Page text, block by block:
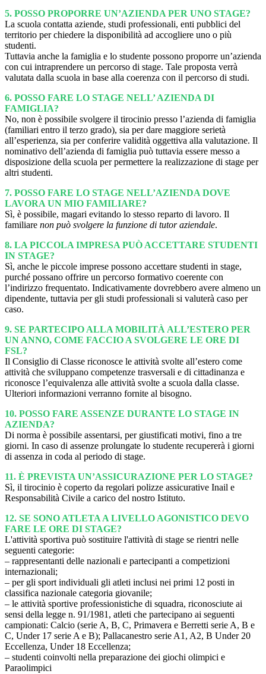
5. POSSO PROPORRE UN’AZIENDA PER UNO STAGE?
La scuola contatta aziende, studi professionali, enti pubblici del
territorio per chiedere la disponibilità ad accogliere uno o più
studenti.
Tuttavia anche la famiglia e lo studente possono proporre un’azienda
con cui intraprendere un percorso di stage. Tale proposta verrà
valutata dalla scuola in base alla coerenza con il percorso di studi.
6. POSSO FARE LO STAGE NELL’ AZIENDA DI
FAMIGLIA?
No, non è possibile svolgere il tirocinio presso l’azienda di famiglia
(familiari entro il terzo grado), sia per dare maggiore serietà
all’esperienza, sia per conferire validità oggettiva alla valutazione. Il
nominativo dell’azienda di famiglia può tuttavia essere messo a
disposizione della scuola per permettere la realizzazione di stage per
altri studenti.
7. POSSO FARE LO STAGE NELL’AZIENDA DOVE
LAVORA UN MIO FAMILIARE?
Sì, è possibile, magari evitando lo stesso reparto di lavoro. Il
familiare non può svolgere la funzione di tutor aziendale.
8. LA PICCOLA IMPRESA PUÒ ACCETTARE STUDENTI
IN STAGE?
Sì, anche le piccole imprese possono accettare studenti in stage,
purché possano offrire un percorso formativo coerente con
l’indirizzo frequentato. Indicativamente dovrebbero avere almeno un
dipendente, tuttavia per gli studi professionali si valuterà caso per
caso.
9. SE PARTECIPO ALLA MOBILITÀ ALL’ESTERO PER
UN ANNO, COME FACCIO A SVOLGERE LE ORE DI
FSL?
Il Consiglio di Classe riconosce le attività svolte all’estero come
attività che sviluppano competenze trasversali e di cittadinanza e
riconosce l’equivalenza alle attività svolte a scuola dalla classe.
Ulteriori informazioni verranno fornite al bisogno.
10. POSSO FARE ASSENZE DURANTE LO STAGE IN
AZIENDA?
Di norma è possibile assentarsi, per giustificati motivi, fino a tre
giorni. In caso di assenze prolungate lo studente recupererà i giorni
di assenza in coda al periodo di stage.
11. È PREVISTA UN’ASSICURAZIONE PER LO STAGE?
Sì, il tirocinio è coperto da regolari polizze assicurative Inail e
Responsabilità Civile a carico del nostro Istituto.
12. SE SONO ATLETA A LIVELLO AGONISTICO DEVO
FARE LE ORE DI STAGE?
L'attività sportiva può sostituire l'attività di stage se rientri nelle
seguenti categorie:
– rappresentanti delle nazionali e partecipanti a competizioni
internazionali;
– per gli sport individuali gli atleti inclusi nei primi 12 posti in
classifica nazionale categoria giovanile;
– le attività sportive professionistiche di squadra, riconosciute ai
sensi della legge n. 91/1981, atleti che partecipano ai seguenti
campionati: Calcio (serie A, B, C, Primavera e Berretti serie A, B e
C, Under 17 serie A e B); Pallacanestro serie A1, A2, B Under 20
Eccellenza, Under 18 Eccellenza;
– studenti coinvolti nella preparazione dei giochi olimpici e
Paraolimpici